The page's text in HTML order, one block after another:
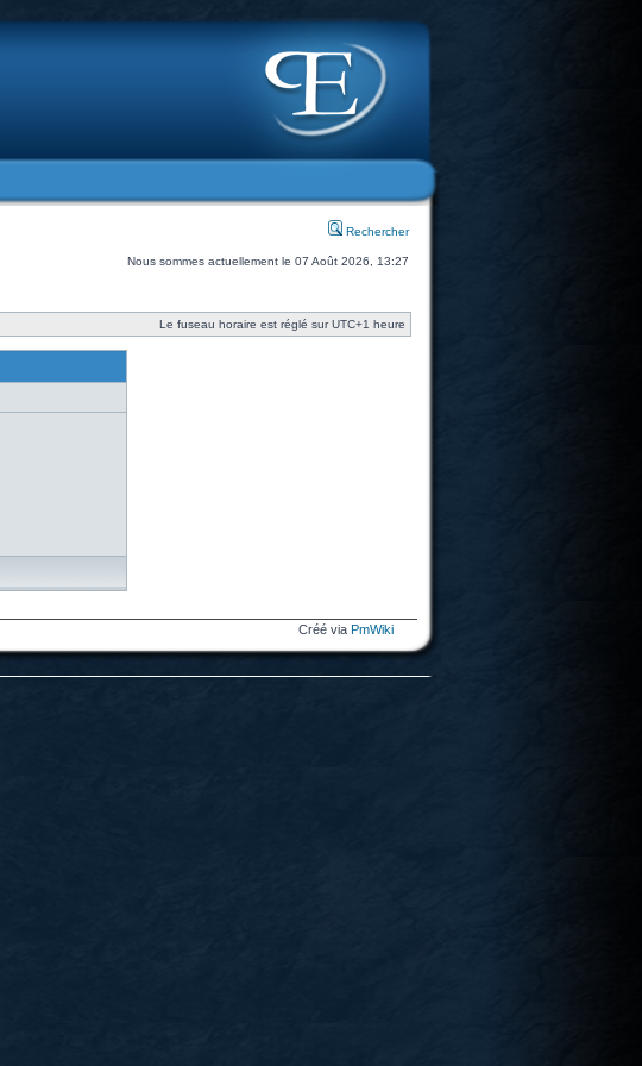
Rechercher
Nous sommes actuellement le 07 Août 2026, 13:27
Le fuseau horaire est réglé sur UTC+1 heure
Créé via PmWiki